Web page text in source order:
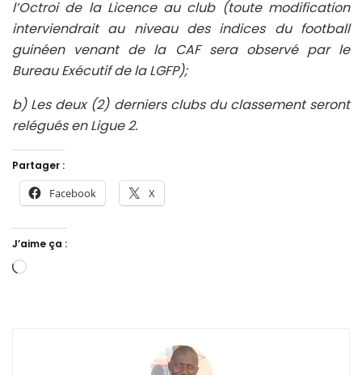
l’Octroi de la Licence au club (toute modification
interviendrait au niveau des indices du football
guinéen venant de la CAF sera observé par le
Bureau Exécutif de la LGFP);
b) Les deux (2) derniers clubs du classement seront
relégués en Ligue 2.
Partager :
Facebook X
J’aime ça :
Chargement…